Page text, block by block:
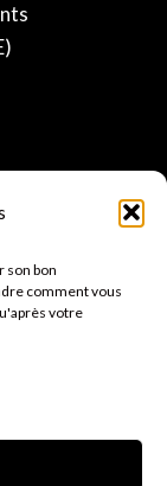
son bon
comment vous
votre